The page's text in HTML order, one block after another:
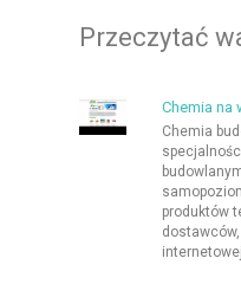
Przeczytać
Chemia na
Chemia
produktów